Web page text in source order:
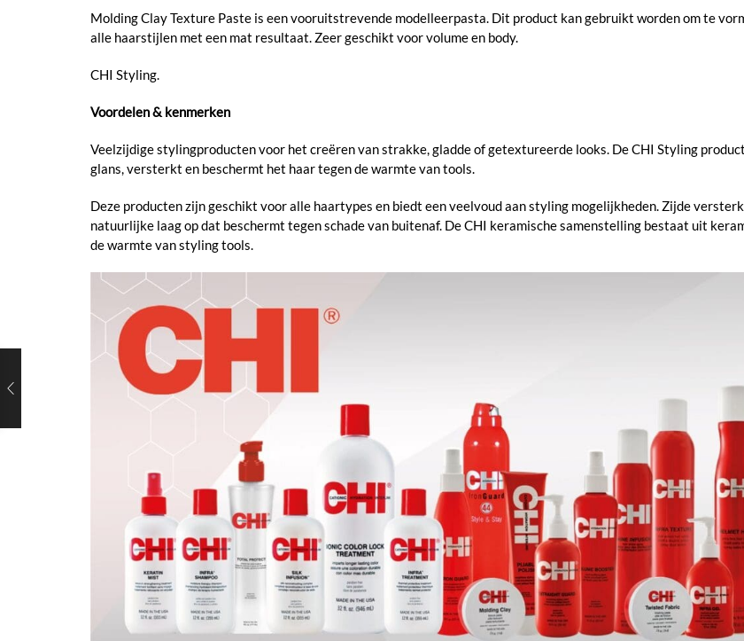
Molding Clay Texture Paste is een vooruitstrevende modelleerpasta. Dit product kan gebruikt worden om te
alle haarstijlen met een mat resultaat. Zeer geschikt voor volume en body.
CHI Styling.
Voordelen & kenmerken
Veelzijdige stylingproducten voor het creëren van strakke, gladde of getextureerde looks. De CHI Styling
glans, versterkt en beschermt het haar tegen de warmte van tools.
Deze producten zijn geschikt voor alle haartypes en biedt een veelvoud aan styling mogelijkheden. Zijde
natuurlijke laag op dat beschermt tegen schade van buitenaf. De CHI keramische samenstelling bestaat uit
de warmte van styling tools.